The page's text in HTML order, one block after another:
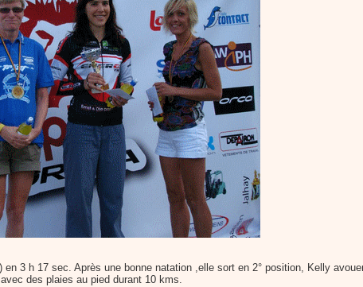
3 h 17 sec. Après une bonne natation ,elle sort en 2° position, Kelly
des plaies au pied durant 10 kms.